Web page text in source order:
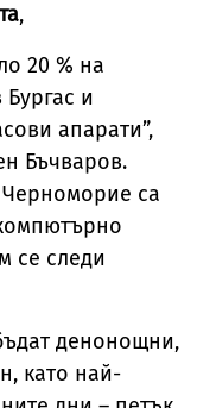
,
20 % на
и
апарати”,
Бъчваров.
са
се следи
денонощни,
като най-